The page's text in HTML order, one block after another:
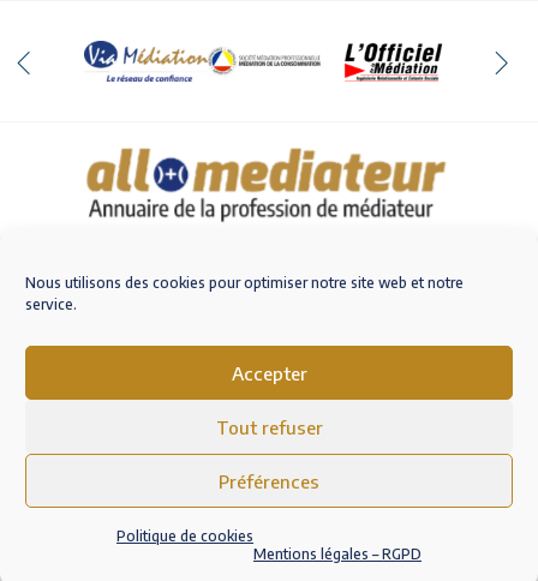
Nous utilisons des cookies pour optimiser notre site web et notre
service.
Accepter
Tout refuser
Préférences
Politique de cookies
Mentions légales – RGPD
M'inscrire sur AlloMediateur
Mentions légales – RGPD
Conditions Générales d’Utilisation
Politique de cookies (EU)